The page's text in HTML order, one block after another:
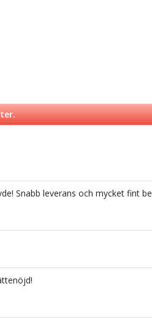
Snabb leverans och mycket fint